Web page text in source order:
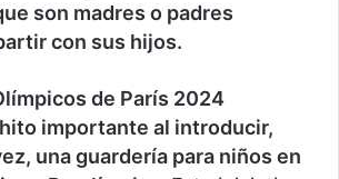
son madres o padres
con sus hijos.
de París 2024
importante al introducir,
una guardería para niños en